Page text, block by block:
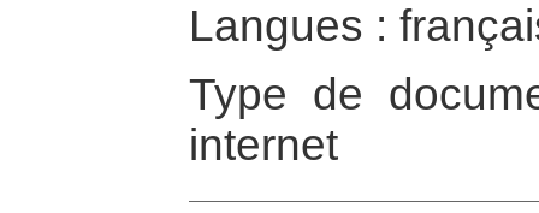
Langues :
Type de
internet